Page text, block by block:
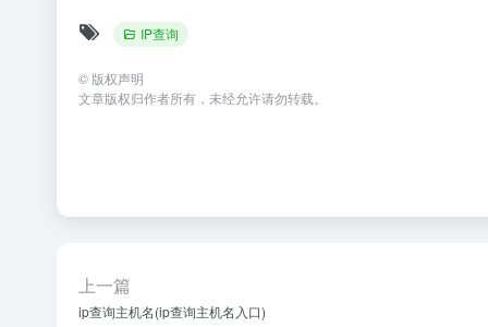
IP查询
© 版权声明
文章版权归作者所有，未经允许请勿转载。
上一篇
ip查询主机名(ip查询主机名入口)